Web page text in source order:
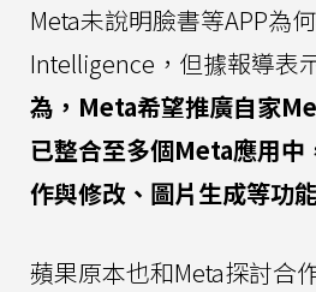
Meta未說明臉書等APP為
Intelligence，但據報導表
為，Meta希望推廣自家
已整合至多個Meta應用中
作與修改、圖片生成等功
蘋果原本也和Meta探討合